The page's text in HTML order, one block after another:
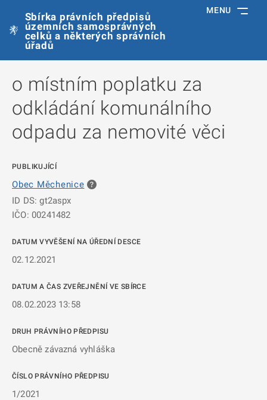
Sbírka právních předpisů
územních samosprávných
celků a některých správních
úřadů
MENU
o místním poplatku za
odkládání komunálního
odpadu za nemovité věci
PUBLIKUJÍCÍ
Obec Měchenice
ID DS: gt2aspx
IČO: 00241482
DATUM VYVĚŠENÍ NA ÚŘEDNÍ DESCE
02.12.2021
DATUM A ČAS ZVEŘEJNĚNÍ VE SBÍRCE
08.02.2023 13:58
DRUH PRÁVNÍHO PŘEDPISU
Obecně závazná vyhláška
ČÍSLO PRÁVNÍHO PŘEDPISU
1/2021